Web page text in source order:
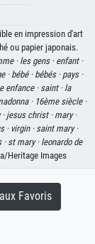
en impression d'art
ou papier japonais.
· les gens · enfant ·
·bébé · bébés · pays ·
enfance · saint · la
· 16ème siècle ·
jesus christ · mary ·
· virgin · saint mary ·
·st mary · leonardo de
Heritage Images
Favoris